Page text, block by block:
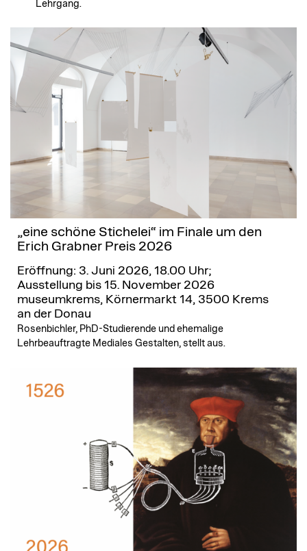
Lehrgang.
„eine schöne Stichelei“ im Finale um den
Erich Grabner Preis 2026
Eröffnung: 3. Juni 2026, 18.00 Uhr;
Ausstellung bis 15. November 2026
museumkrems, Körnermarkt 14, 3500 Krems
an der Donau
Rosenbichler, PhD-Studierende und ehemalige
Lehrbeauftragte Mediales Gestalten, stellt aus.